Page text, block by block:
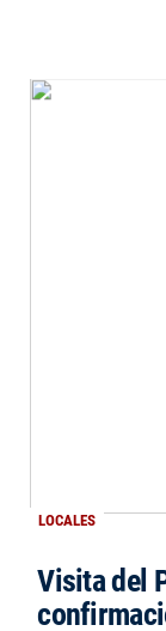
LOCALES
Visita del